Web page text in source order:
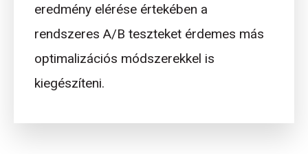
eredmény elérése értekében a
rendszeres A/B teszteket érdemes más
optimalizációs módszerekkel is
kiegészíteni.